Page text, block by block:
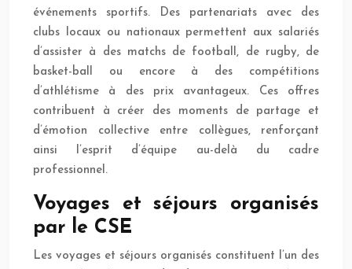
événements sportifs. Des partenariats avec des
clubs locaux ou nationaux permettent aux salariés
d’assister à des matchs de football, de rugby, de
basket-ball ou encore à des compétitions
d’athlétisme à des prix avantageux. Ces offres
contribuent à créer des moments de partage et
d’émotion collective entre collègues, renforçant
ainsi l’esprit d’équipe au-delà du cadre
professionnel.
Voyages et séjours organisés
par le CSE
Les voyages et séjours organisés constituent l’un des